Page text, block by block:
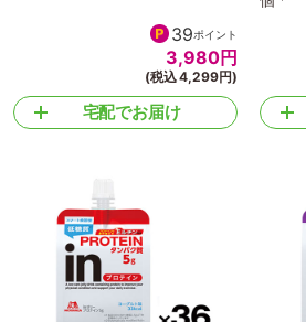
39ポイント
3,980円
(税込 4,299円)
宅配でお届け